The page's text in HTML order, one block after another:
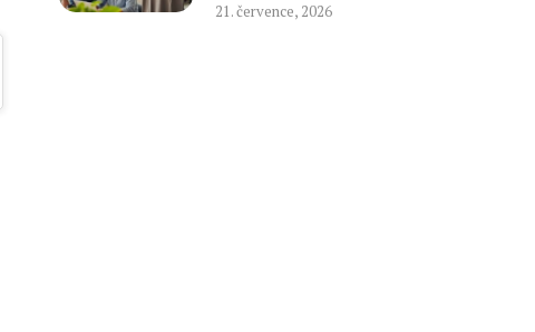
21. července, 2026